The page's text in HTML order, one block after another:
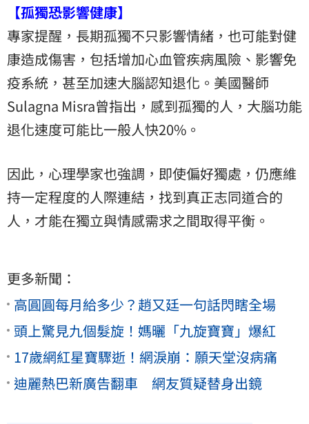
【孤獨恐影響健康】
專家提醒，長期孤獨不只影響情緒，也可能對健
康造成傷害，包括增加心血管疾病風險、影響免
疫系統，甚至加速大腦認知退化。美國醫師
Sulagna Misra曾指出，感到孤獨的人，大腦功能
退化速度可能比一般人快20%。
因此，心理學家也強調，即使偏好獨處，仍應維
持一定程度的人際連結，找到真正志同道合的
人，才能在獨立與情感需求之間取得平衡。
更多新聞：
高圓圓每月給多少？趙又廷一句話閃瞎全場
頭上驚見九個髮旋！媽曬「九旋寶寶」爆紅
17歲網紅星寶驟逝！網淚崩：願天堂沒病痛
迪麗熱巴新廣告翻車 網友質疑替身出鏡